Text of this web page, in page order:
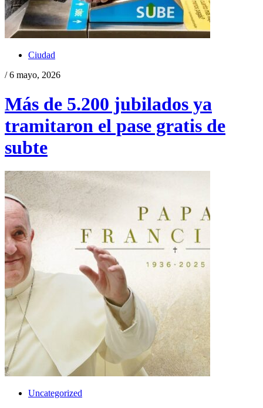
Ciudad
/ 6 mayo, 2026
Más de 5.200 jubilados ya
tramitaron el pase gratis de
subte
Uncategorized